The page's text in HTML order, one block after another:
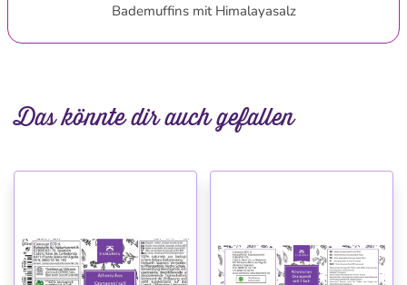
Bademuffins mit Himalayasalz
Das könnte dir auch gefallen